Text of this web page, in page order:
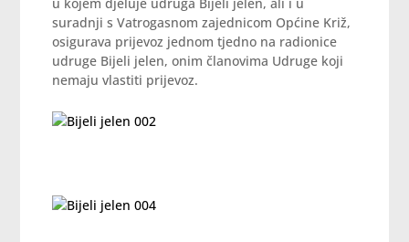
suradnji s Vatrogasnom zajednicom Općine Križ,
osigurava prijevoz jednom tjedno na radionice
udruge Bijeli jelen, onim članovima Udruge koji
nemaju vlastiti prijevoz.